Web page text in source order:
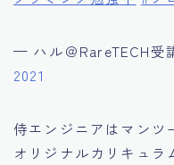
— ハル＠RareTECH受
2021
侍エンジニアはマンツ
オリジナルカリキュラ